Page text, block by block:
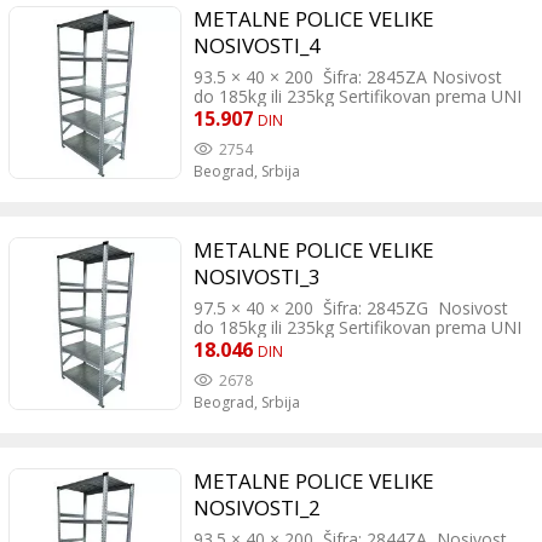
nadovezivanja Unapred montirani bočni
paneli
METALNE POLICE VELIKE
NOSIVOSTI_4
93.5 × 40 × 200 Šifra: 2845ZA Nosivost
do 185kg ili 235kg Sertifikovan prema UNI
EN 10147, UNI EN 10149, UNI EN 10204
Okvir i postolje napravljeni od stabilnih
metalnih delova, potpuno pocinkovani
nadovezivanja Unapred montirani bočni
paneli
15.907 DIN
2754
Beograd, Srbija
METALNE POLICE VELIKE
NOSIVOSTI_3
97.5 × 40 × 200 Šifra: 2845ZG Nosivost
do 185kg ili 235kg Sertifikovan prema UNI
EN 10147, UNI EN 10149, UNI EN 10204
Okvir i postolje napravljeni od stabilnih
metalnih delova, potpuno pocinkovani
nadovezivanja Unapred montirani bočni
paneli
18.046 DIN
2678
Beograd, Srbija
METALNE POLICE VELIKE
NOSIVOSTI_2